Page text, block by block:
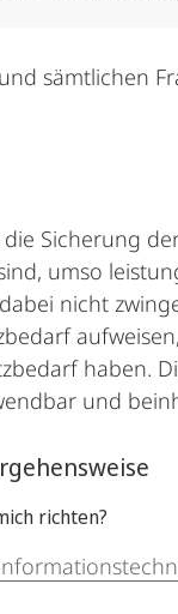
sämtlichen
Sicherung
umso
nicht
haben.
und
richten?